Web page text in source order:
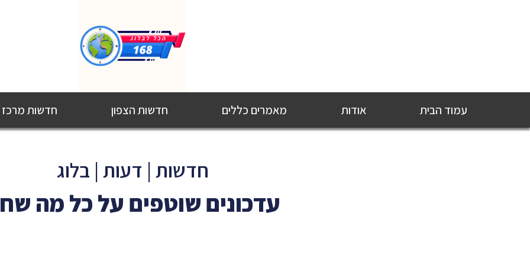
עמוד הבית אודות מאמרים כללים חדשות הצפון חדשות מרכז
חדשות | דעות | בלוג
עדכונים שוטפים על כל מה